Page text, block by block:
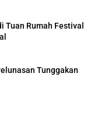
Tuan Rumah Festival
Tunggakan